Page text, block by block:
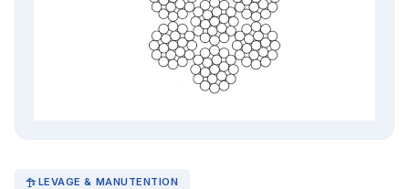
LEVAGE & MANUTENTION